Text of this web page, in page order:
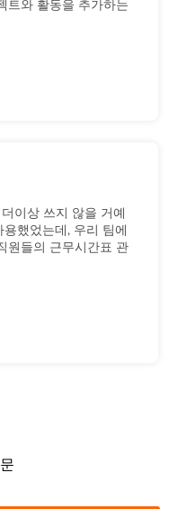
트와 활동을 추가하는
이상 쓰지 않을 거예
했었는데, 우리 팀에
원들의 근무시간표 관